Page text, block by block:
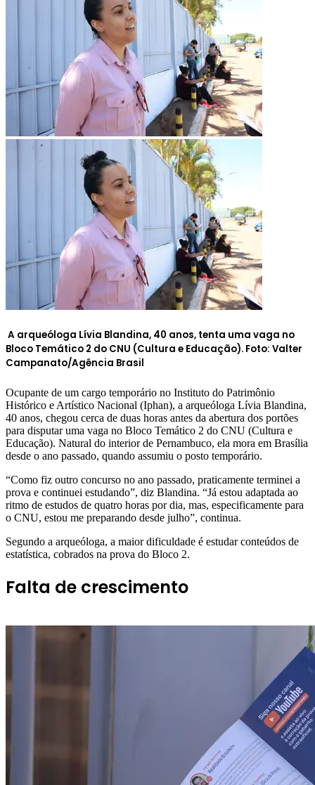
A arqueóloga Lívia Blandina, 40 anos, tenta uma vaga no
Bloco Temático 2 do CNU (Cultura e Educação). Foto: Valter
Campanato/Agência Brasil
Ocupante de um cargo temporário no Instituto do Patrimônio
Histórico e Artístico Nacional (Iphan), a arqueóloga Lívia Blandina,
40 anos, chegou cerca de duas horas antes da abertura dos portões
para disputar uma vaga no Bloco Temático 2 do CNU (Cultura e
Educação). Natural do interior de Pernambuco, ela mora em Brasília
desde o ano passado, quando assumiu o posto temporário.
“Como fiz outro concurso no ano passado, praticamente terminei a
prova e continuei estudando”, diz Blandina. “Já estou adaptada ao
ritmo de estudos de quatro horas por dia, mas, especificamente para
o CNU, estou me preparando desde julho”, continua.
Segundo a arqueóloga, a maior dificuldade é estudar conteúdos de
estatística, cobrados na prova do Bloco 2.
Falta de crescimento